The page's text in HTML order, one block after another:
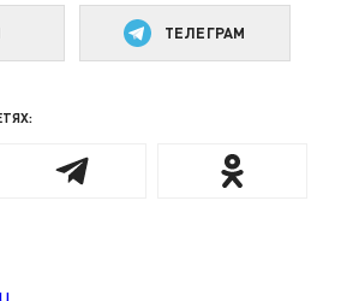
ТЕЛЕГРАМ